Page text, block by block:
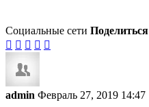
Социальные сети Поделиться
    
admin Февраль 27, 2019 14:47